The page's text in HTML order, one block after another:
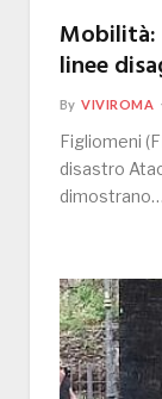
Mobilità:
linee
By VIVIROMA
Figliomeni
disastro
dimostrano…